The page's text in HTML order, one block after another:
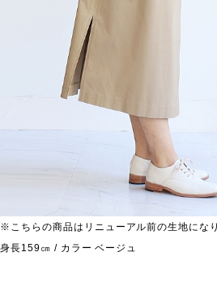
※こちらの商品はリニューアル前の生地にな
身長159㎝ / カラー ベージュ